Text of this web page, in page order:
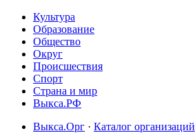
Культура
Образование
Общество
Округ
Происшествия
Спорт
Страна и мир
Выкса.РФ
Выкса.Орг · Каталог организаций